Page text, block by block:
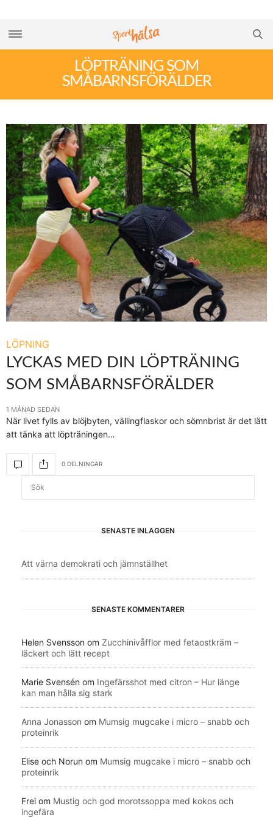
LÖPTRÄNING SOM
SMÅBARNSFÖRÄLDER
LÖPNING
LYCKAS MED DIN LÖPTRÄNING
SOM SMÅBARNSFÖRÄLDER
1 MÅNAD SEDAN
När livet fylls av blöjbyten, vällingflaskor och sömnbrist är det lätt
att tänka att löpträningen…
0 DELNINGAR
SENASTE INLÄGGEN
Att värna demokrati och jämnställhet
SENASTE KOMMENTARER
Helen Svensson om Zucchinivåfflor med fetaostkräm –
läckert och lätt recept
Marie Svensén om Ingefärsshot med citron – Hur länge
kan man hålla sig stark
Anna Jonasson om Mumsig mugcake i micro – snabb och
proteinrik
Elise och Norun om Mumsig mugcake i micro – snabb och
proteinrik
Frei om Mustig och god morotssoppa med kokos och
ingefära